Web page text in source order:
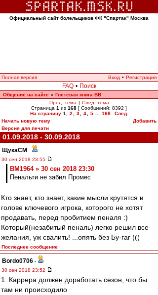
Официальный сайт болельщиков ФК "Спартак" Москва
Полная версия Вход • Регистрация
FAQ • Поиск
Общение на сайте » Гостевая книга ВВ
Пред. тема | След. тема
Страница 1 из 168 [ Сообщений: 8392 ]
На страницу 1 2 3 4 5 168
След.
Начать новую тему
Добавить
Версия для печати
01.09.2018 - 30.09.2018
ЩукаСМ -
30 сен 2018 23:55
BM1964 » 30 сен 2018 23:30
Пенальти не забил Промес
Кто знает, кто знает, какие мысли крутятся в
голове ключевого игрока, которого не хотят
продавать, перед пробитием пеналя :)
Который(незабитый пеналь) легко решил все
желания, уж свалить! ...опять без Бу-гаг (((
Последнее сообщение
Bordo0706 -
30 сен 2018 23:52
1. Каррера должен доработать сезон, что бы
там ни происходило